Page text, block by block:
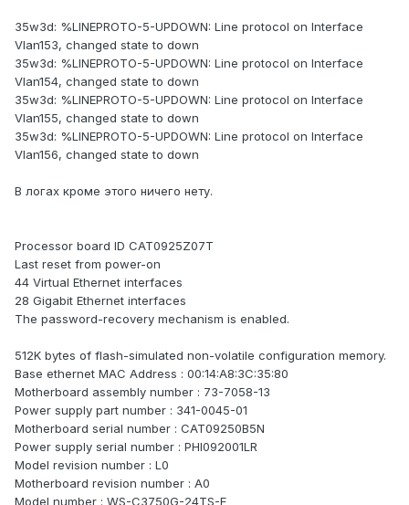
35w3d: %LINEPROTO-5-UPDOWN: Line protocol on Interface
Vlan153, changed state to down
35w3d: %LINEPROTO-5-UPDOWN: Line protocol on Interface
Vlan154, changed state to down
35w3d: %LINEPROTO-5-UPDOWN: Line protocol on Interface
Vlan155, changed state to down
35w3d: %LINEPROTO-5-UPDOWN: Line protocol on Interface
Vlan156, changed state to down
В логах кроме этого ничего нету.
Processor board ID CAT0925Z07T
Last reset from power-on
44 Virtual Ethernet interfaces
28 Gigabit Ethernet interfaces
The password-recovery mechanism is enabled.
512K bytes of flash-simulated non-volatile configuration memory.
Base ethernet MAC Address : 00:14:A8:3C:35:80
Motherboard assembly number : 73-7058-13
Power supply part number : 341-0045-01
Motherboard serial number : CAT09250B5N
Power supply serial number : PHI092001LR
Model revision number : L0
Motherboard revision number : A0
Model number : WS-C3750G-24TS-E